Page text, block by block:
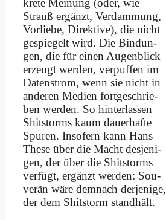
kre­te Mei­nung (oder, wie
Strauß er­gänzt, Ver­dam­mung,
Vor­lie­be, Di­rek­ti­ve), die nicht
ge­spie­gelt wird. Die Bin­dun­
gen, die für ei­nen Au­gen­blick
er­zeugt wer­den, ver­puf­fen im
Da­ten­strom, wenn sie nicht in
an­de­ren Me­di­en fort­ge­schrie­
ben wer­den. So hin­ter­las­sen
Shits­torms kaum dau­er­haf­te
Spu­ren. In­so­fern kann Hans
The­se über die Macht des­je­ni­
gen, der über die Shits­torms
ver­fügt, er­gänzt wer­den: Sou­
ve­rän wä­re dem­nach der­je­ni­ge,
der dem Shits­torm stand­hält.